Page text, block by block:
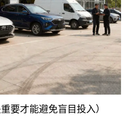
要才能避免盲目投入）